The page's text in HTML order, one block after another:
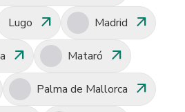
Lugo arrow_outward Madrid arrow_outward
arrow_outward Mataró arrow_outward
Palma de Mallorca arrow_outward